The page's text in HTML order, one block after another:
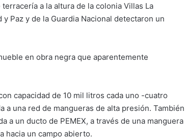
a la altura de la colonia Villas La
Paz y de la Guardia Nacional detectaron un
en obra negra que aparentemente
capacidad de 10 mil litros cada uno -cuatro
a una red de mangueras de alta presión. También
a un ducto de PEMEX, a través de una manguera
hacia un campo abierto.